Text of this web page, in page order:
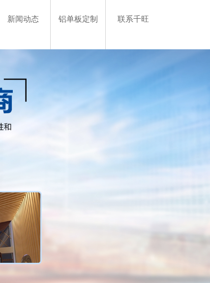
新闻动态 铝单板定制 联系千旺